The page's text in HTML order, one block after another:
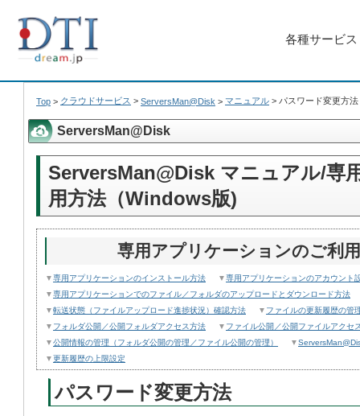
各種サービス
Top > クラウドサービス > ServersMan@Disk > マニュアル > パスワード変更方法
ServersMan@Disk
ServersMan@Disk マニュアル/専
用方法（Windows版)
専用アプリケーションのご利
▼専用アプリケーションのインストール方法 ▼専用アプリケーションのアカウント
▼専用アプリケーションでのファイル／フォルダのアップロードとダウンロード方法
▼転送状態（ファイルアップロード進捗状況）確認方法 ▼ ファイルの更新履歴の管
▼ フォルダ公開／公開フォルダアクセス方法 ▼ ファイル公開／公開ファイルアクセ
▼公開情報の管理（フォルダ公開の管理／ファイル公開の管理） ▼
▼更新履歴の上限設定
パスワード変更方法